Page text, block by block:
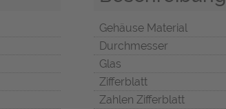
Gehäuse Material
Durchmesser
Glas
Zifferblatt
Zahlen Zifferblatt